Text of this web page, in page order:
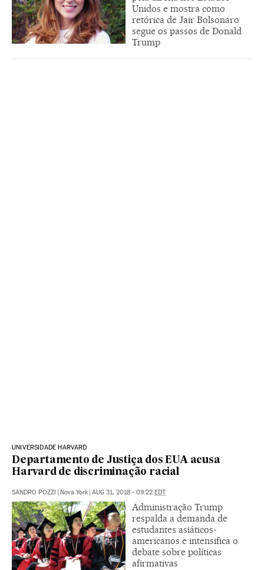
Unidos e mostra como
retórica de Jair Bolsonaro
segue os passos de Donald
Trump
UNIVERSIDADE HARVARD
Departamento de Justiça dos EUA acusa
Harvard de discriminação racial
SANDRO POZZI | Nova York | AUG 31, 2018 - 09:22 EDT
Administração Trump
respalda a demanda de
estudantes asiáticos-
americanos e intensifica o
debate sobre políticas
afirmativas